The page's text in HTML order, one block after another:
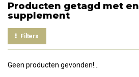
Producten getagd met
supplement
Filters
Geen producten gevonden!...